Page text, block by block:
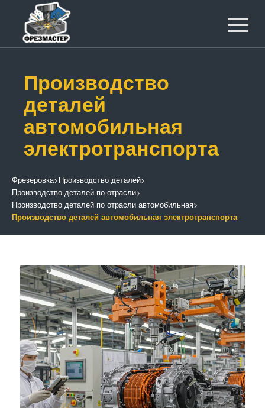
Производство
деталей
автомобильная
электротранспорта
Фрезеровка>Производство деталей>
Производство деталей по отрасли>
Производство деталей по отрасли автомобильная>
Производство деталей автомобильная электротранспорта